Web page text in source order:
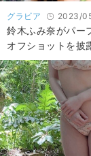
グラビア 2023/
鈴木ふみ奈がパー
オフショットを披